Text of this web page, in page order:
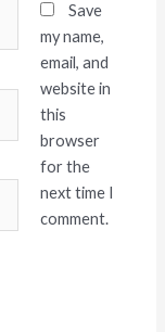
Save
my name,
email, and
website in
this
browser
for the
next time I
comment.